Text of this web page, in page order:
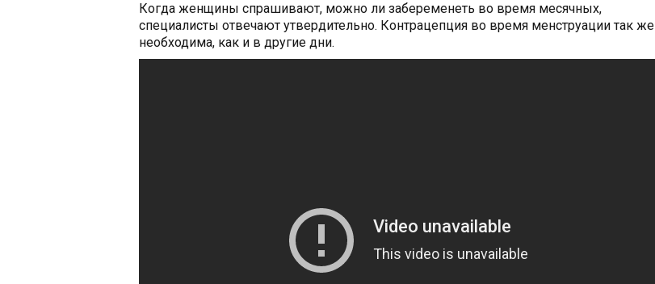
Когда женщины спрашивают, можно ли забеременеть во время месячных,
специалисты отвечают утвердительно. Контрацепция во время менструации так же
необходима, как и в другие дни.